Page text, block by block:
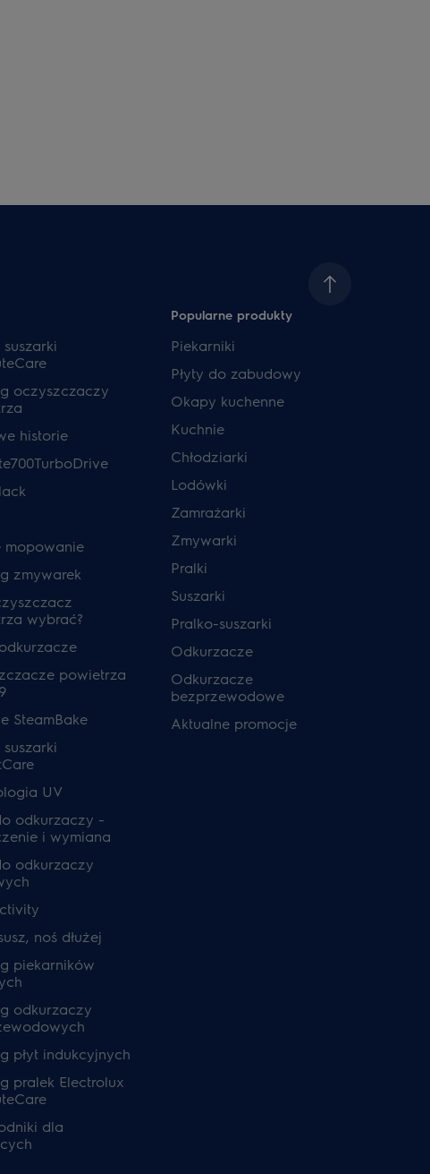
oczyszczaczy
historie
mopowanie
zmywarek
wybrać?
powietrza
SteamBake
UV
odkurzaczy -
i wymiana
odkurzaczy
noś dłużej
piekarników
odkurzaczy
płyt indukcyjnych
pralek Electrolux
dla
Popularne produkty
Piekarniki
Płyty do zabudowy
Okapy kuchenne
Kuchnie
Chłodziarki
Lodówki
Zamrażarki
Zmywarki
Pralki
Suszarki
Pralko-suszarki
Odkurzacze
Odkurzacze
bezprzewodowe
Aktualne promocje